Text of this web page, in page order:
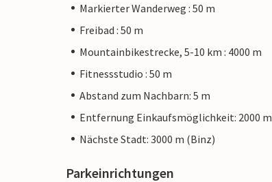
Markierter Wanderweg : 50 m
Freibad : 50 m
Mountainbikestrecke, 5-10 km : 4000 m
Fitnessstudio : 50 m
Abstand zum Nachbarn: 5 m
Entfernung Einkaufsmöglichkeit: 2000 m
Nächste Stadt: 3000 m (Binz)
Parkeinrichtungen